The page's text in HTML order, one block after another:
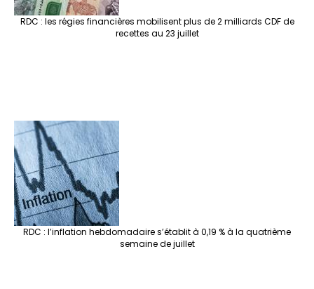
RDC : les régies financières mobilisent plus de 2 milliards CDF de
recettes au 23 juillet
RDC : l’inflation hebdomadaire s’établit à 0,19 % à la quatrième
semaine de juillet